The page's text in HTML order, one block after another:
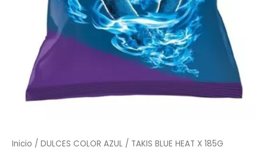
Inicio / DULCES COLOR AZUL / TAKIS BLUE HEAT X 185G